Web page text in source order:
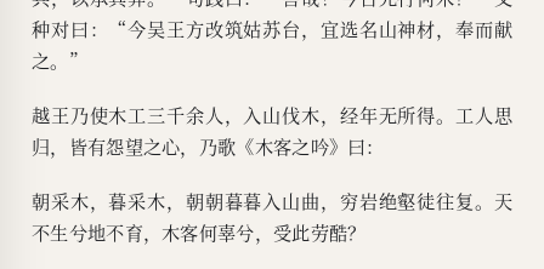
种对曰：“今吴王方改筑姑苏台，宜选名山神材，奉而献
之。”
越王乃使木工三千余人，入山伐木，经年无所得。工人思
归，皆有怨望之心，乃歌《木客之吟》曰：
朝采木，暮采木，朝朝暮暮入山曲，穷岩绝壑徒往复。天
不生兮地不育，木客何辜兮，受此劳酷？